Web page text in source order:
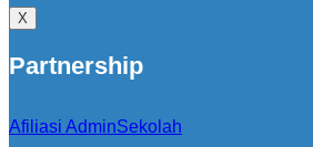
X
Partnership
Afiliasi AdminSekolah